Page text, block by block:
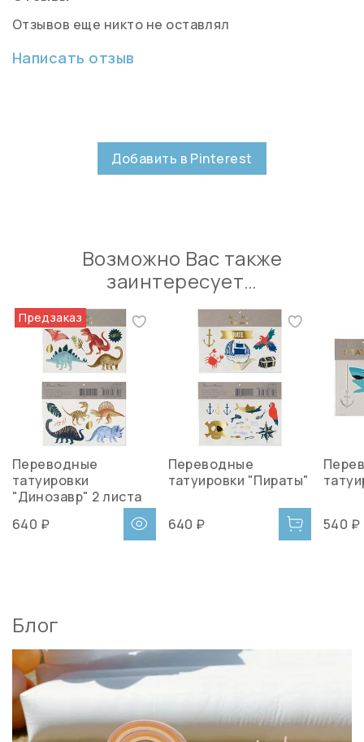
Отзывов еще никто не оставлял
Написать отзыв
Добавить в Pinterest
Возможно Вас также
заинтересует…
Предзаказ
Переводные
татуировки
"Динозавр" 2 листа
640 ₽
Переводные
татуировки "Пираты"
640 ₽ 540 ₽
Блог